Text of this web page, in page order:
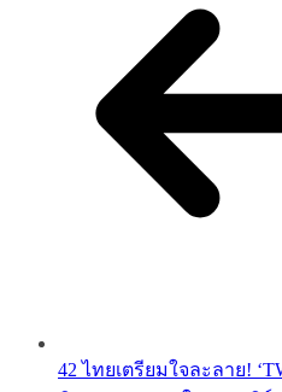
42 ไทยเตรียมใจละลาย!